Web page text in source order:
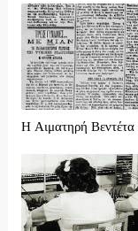
Η Αιματηρή